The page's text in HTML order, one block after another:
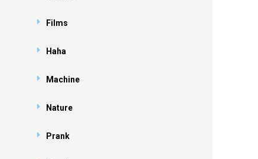
Films
Haha
Machine
Nature
Prank